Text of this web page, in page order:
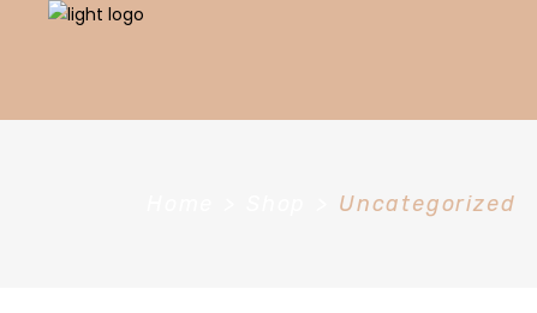
Uncategorized